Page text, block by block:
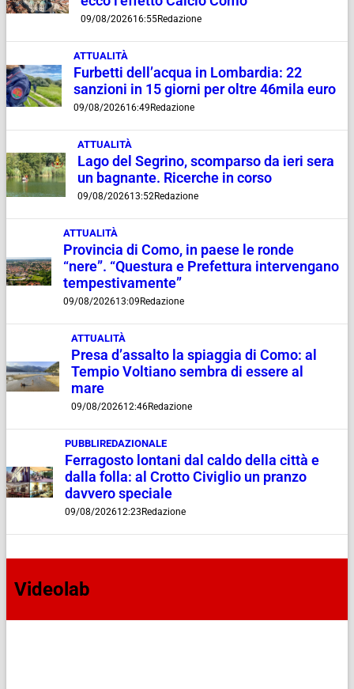
09/08/202616:55Redazione
ATTUALITÀ
Furbetti dell’acqua in Lombardia: 22
sanzioni in 15 giorni per oltre 46mila euro
09/08/202616:49 Redazione
ATTUALITÀ
Lago del Segrino, scomparso da ieri sera
un bagnante. Ricerche in corso
09/08/202613:52Redazione
ATTUALITÀ
Provincia di Como, in paese le ronde
“nere”. “Questura e Prefettura intervengano
tempestivamente”
09/08/202613:09 Redazione
ATTUALITÀ
Presa d’assalto la spiaggia di Como: al
Tempio Voltiano sembra di essere al
mare
09/08/202612:46Redazione
PUBBLIREDAZIONALE
Ferragosto lontani dal caldo della città e
dalla folla: al Crotto Civiglio un pranzo
davvero speciale
09/08/202612:23 Redazione
Videolab